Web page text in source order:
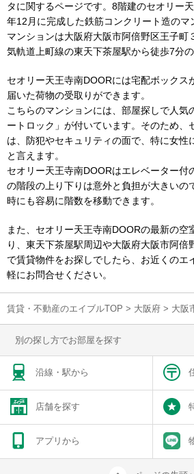
タに関するページです。8階建のセオリー
年12月に完成した鉄筋コンクリート造のマ
マンションは大阪府大阪市阿倍野区王子町
気軌道上町線の東天下茶屋駅から徒歩7分の
セオリー天王寺南DOORには宅配ボックス
届いた荷物の受取りができます。
こちらのマンションには、部屋探しで人気
ートロック」が付いています。そのため、
は、防犯やセキュリティの面で、特に女性
と言えます。
セオリー天王寺南DOORはエレベーター付
の階段の上り下りは意外と負担が大きいの
時にも容易に階数を移動できます。
また、セオリー天王寺南DOORの最新の空
り、東天下茶屋駅周辺や大阪府大阪市阿倍
で賃貸物件をお探しでしたら、お近くのエ
軽にお問合せください。
賃貸・不動産のエイブルTOP > 大阪府 > 大阪
別の探し方でお部屋を探す
沿線・駅から
店舗を探す
アプリから